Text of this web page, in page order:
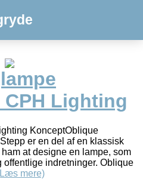
Lighting
KonceptOblique
er en del af en klassisk
at designe en lampe, som
indretninger. Oblique
mere)